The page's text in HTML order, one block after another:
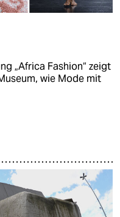
„Africa Fashion“ zeigt
wie Mode mit